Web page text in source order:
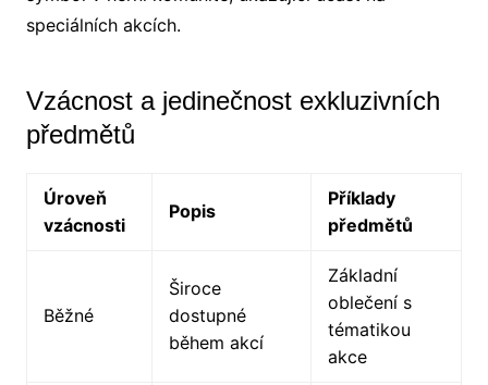
speciálních akcích.
Vzácnost a jedinečnost exkluzivních
předmětů
Úroveň
vzácnosti
Popis
Příklady
předmětů
Běžné
Široce
dostupné
během akcí
Základní
oblečení s
tématikou
akce